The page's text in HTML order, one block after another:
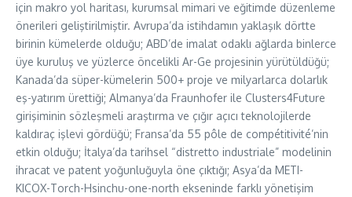
için makro yol haritası, kurumsal mimari ve eğitimde düzenleme
önerileri geliştirilmiştir. Avrupa’da istihdamın yaklaşık dörtte
birinin kümelerde olduğu; ABD’de imalat odaklı ağlarda binlerce
üye kuruluş ve yüzlerce öncelikli Ar-Ge projesinin yürütüldüğü;
Kanada’da süper-kümelerin 500+ proje ve milyarlarca dolarlık
eş-yatırım ürettiği; Almanya’da Fraunhofer ile Clusters4Future
girişiminin sözleşmeli araştırma ve çığır açıcı teknolojilerde
kaldıraç işlevi gördüğü; Fransa’da 55 pôle de compétitivité’nin
etkin olduğu; İtalya’da tarihsel “distretto industriale” modelinin
ihracat ve patent yoğunluğuyla öne çıktığı; Asya’da METI-
KICOX-Torch-Hsinchu-one-north ekseninde farklı yönetişim